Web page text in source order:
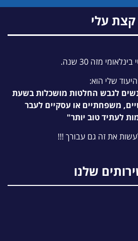
קצת עלי
מזה 30 שנה.
היעוד שלי הוא:
לגבש החלטות מושכלות בשעת
משפחתיים או עסקיים לעבר
לעתיד טוב יותר"
לעשות את זה גם עבורך !!!
שלנו